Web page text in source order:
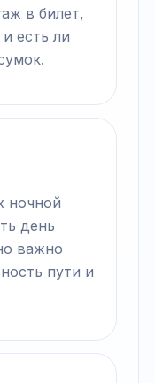
в билет,
есть ли
ночной
день
важно
пути и